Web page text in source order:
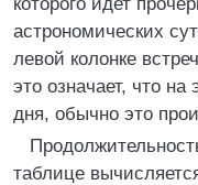
астрономических
левой колонке
это означает, что
дня, обычно это
таблице